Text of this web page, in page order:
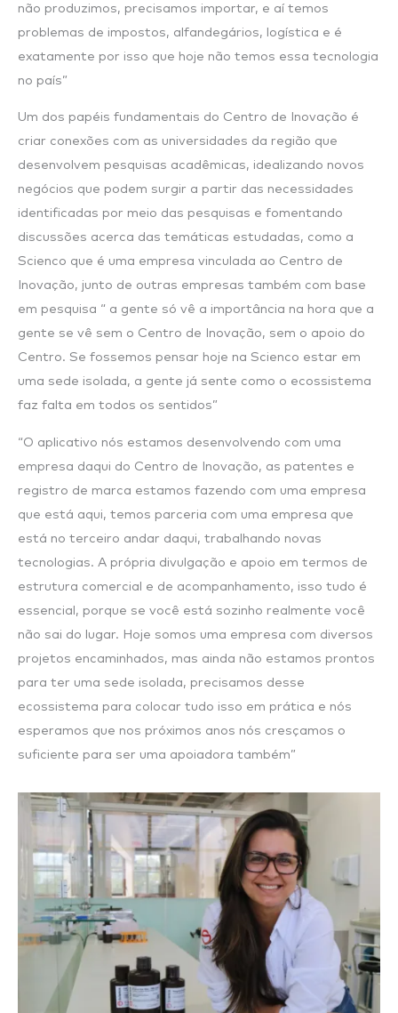
não produzimos, precisamos importar, e aí temos
problemas de impostos, alfandegários, logística e é
exatamente por isso que hoje não temos essa tecnologia
no país”
Um dos papéis fundamentais do Centro de Inovação é
criar conexões com as universidades da região que
desenvolvem pesquisas acadêmicas, idealizando novos
negócios que podem surgir a partir das necessidades
identificadas por meio das pesquisas e fomentando
discussões acerca das temáticas estudadas, como a
Scienco que é uma empresa vinculada ao Centro de
Inovação, junto de outras empresas também com base
em pesquisa “ a gente só vê a importância na hora que a
gente se vê sem o Centro de Inovação, sem o apoio do
Centro. Se fossemos pensar hoje na Scienco estar em
uma sede isolada, a gente já sente como o ecossistema
faz falta em todos os sentidos”
“O aplicativo nós estamos desenvolvendo com uma
empresa daqui do Centro de Inovação, as patentes e
registro de marca estamos fazendo com uma empresa
que está aqui, temos parceria com uma empresa que
está no terceiro andar daqui, trabalhando novas
tecnologias. A própria divulgação e apoio em termos de
estrutura comercial e de acompanhamento, isso tudo é
essencial, porque se você está sozinho realmente você
não sai do lugar. Hoje somos uma empresa com diversos
projetos encaminhados, mas ainda não estamos prontos
para ter uma sede isolada, precisamos desse
ecossistema para colocar tudo isso em prática e nós
esperamos que nos próximos anos nós cresçamos o
suficiente para ser uma apoiadora também”